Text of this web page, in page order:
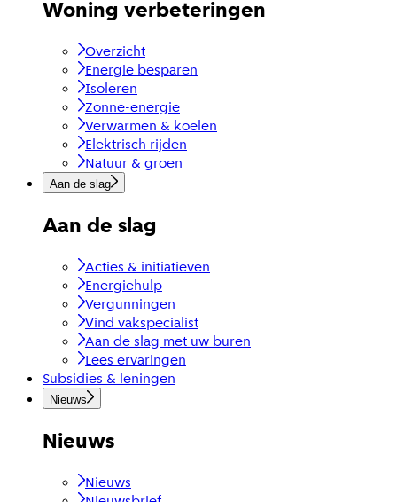
Woning verbeteringen
Overzicht
Energie besparen
Isoleren
Zonne-energie
Verwarmen & koelen
Elektrisch rijden
Natuur & groen
Aan de slag
Aan de slag
Acties & initiatieven
Energiehulp
Vergunningen
Vind vakspecialist
Aan de slag met uw buren
Lees ervaringen
Subsidies & leningen
Nieuws
Nieuws
Nieuws